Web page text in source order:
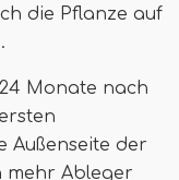
die Pflanze auf
Monate nach
Außenseite der
mehr Ableger